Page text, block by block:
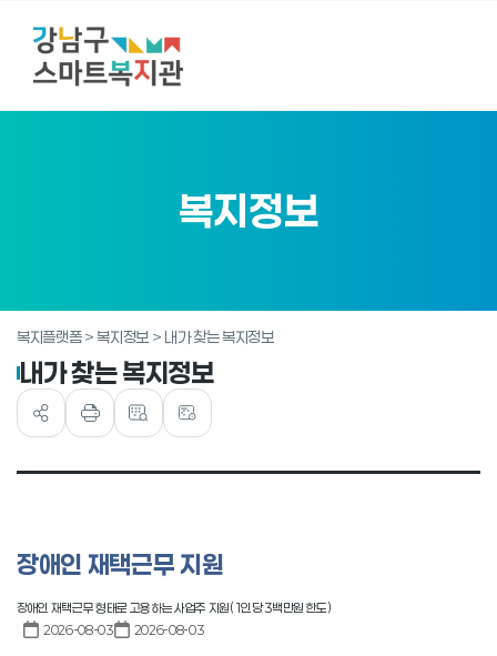
복지정보
복지플랫폼 > 복지정보 > 내가 찾는 복지정보
내가 찾는 복지정보
장애인 재택근무 지원
장애인 재택근무 형태로 고용하는 사업주 지원(1인당 3백만원 한도)
2026-08-03
2026-08-03